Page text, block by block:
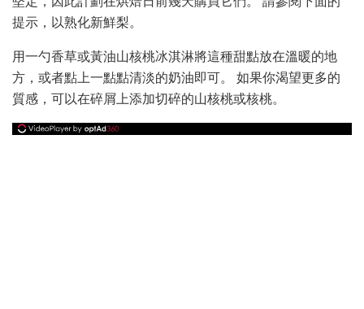
提示，以熟化新鮮梨。
用一勺香草或黃油山核桃冰淇淋將這種甜點放在溫暖的地
方，或者點上一點點清淡的奶油即可。 如果你渴望更多的
質感，可以在碎屑上添加切碎的山核桃或核桃。